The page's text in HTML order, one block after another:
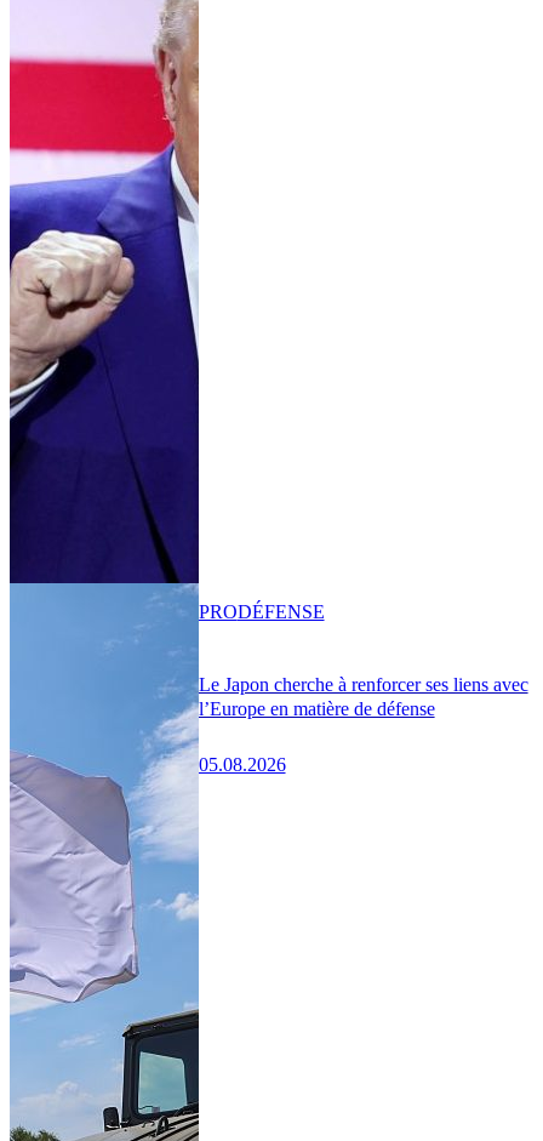
Le Japon cherche à renforcer ses liens avec
l’Europe en matière de défense
05.08.2026
PRODÉFENSE